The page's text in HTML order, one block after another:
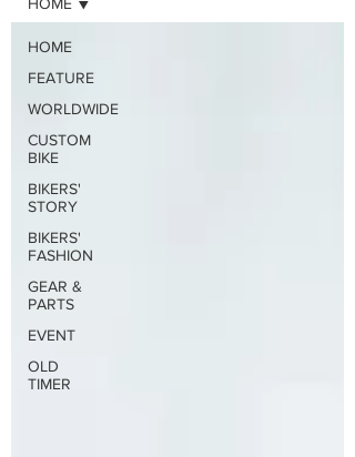
HOME
FEATURE
WORLDWIDE
CUSTOM
BIKE
BIKERS'
STORY
BIKERS'
FASHION
GEAR &
PARTS
EVENT
OLD
TIMER